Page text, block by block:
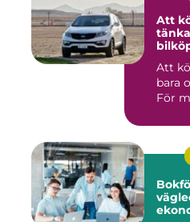
Att
Att
bara
För